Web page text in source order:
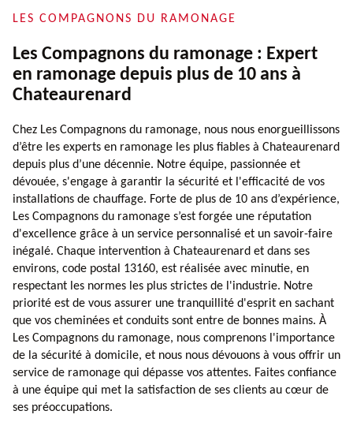
LES COMPAGNONS DU RAMONAGE
Les Compagnons du ramonage : Expert
en ramonage depuis plus de 10 ans à
Chateaurenard
Chez Les Compagnons du ramonage, nous nous enorgueillissons
d’être les experts en ramonage les plus fiables à Chateaurenard
depuis plus d’une décennie. Notre équipe, passionnée et
dévouée, s'engage à garantir la sécurité et l'efficacité de vos
installations de chauffage. Forte de plus de 10 ans d’expérience,
Les Compagnons du ramonage s’est forgée une réputation
d'excellence grâce à un service personnalisé et un savoir-faire
inégalé. Chaque intervention à Chateaurenard et dans ses
environs, code postal 13160, est réalisée avec minutie, en
respectant les normes les plus strictes de l'industrie. Notre
priorité est de vous assurer une tranquillité d'esprit en sachant
que vos cheminées et conduits sont entre de bonnes mains. À
Les Compagnons du ramonage, nous comprenons l'importance
de la sécurité à domicile, et nous nous dévouons à vous offrir un
service de ramonage qui dépasse vos attentes. Faites confiance
à une équipe qui met la satisfaction de ses clients au cœur de
ses préoccupations.